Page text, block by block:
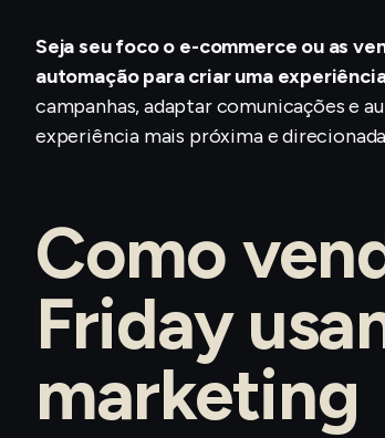
Seja seu foco o e-commerce ou as
automação para criar uma
campanhas, adaptar comunicações e
experiência mais próxima e
Como
Friday
marketing